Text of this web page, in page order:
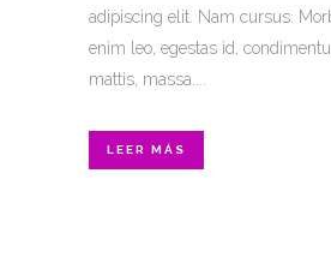
adipiscing elit. Nam cursus.
enim leo, egestas id,
mattis, massa....
LEER MÁS